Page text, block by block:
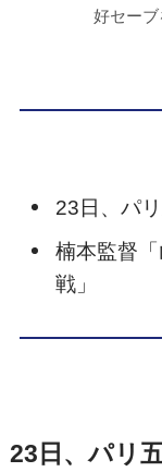
好セーブ
23日、パ
楠本監督
戦」
23日、パリ